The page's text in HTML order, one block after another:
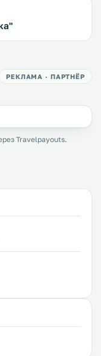
РЕКЛАМА · ПАРТНЁР
Travelpayouts.